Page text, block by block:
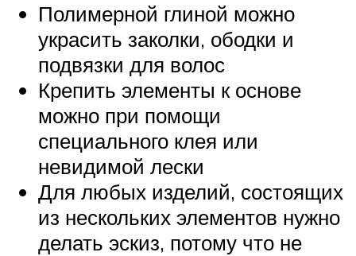
Полимерной глиной можно
украсить заколки, ободки и
подвязки для волос
Крепить элементы к основе
можно при помощи
специального клея или
невидимой лески
Для любых изделий, состоящих
из нескольких элементов нужно
делать эскиз, потому что не